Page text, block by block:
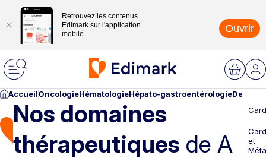
Retrouvez les contenus
Edimark sur l'application
mobile
Ouvrir
AccueilOncologieHématologieHépato-gastroentérologie
Nos domaines
thérapeutiques de A
et